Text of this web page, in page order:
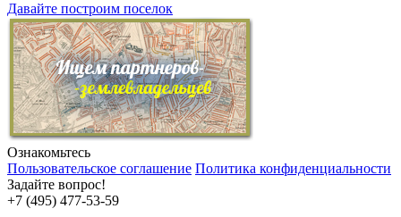
Давайте построим поселок
Ознакомьтесь
Пользовательское соглашение Политика конфиденциальности
Задайте вопрос!
+7 (495) 477-53-59